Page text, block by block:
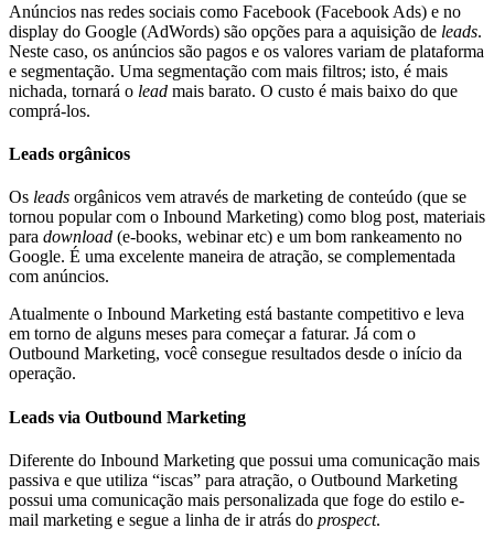
Anúncios nas redes sociais como Facebook (Facebook Ads) e no
display do Google (AdWords) são opções para a aquisição de leads.
Neste caso, os anúncios são pagos e os valores variam de plataforma
e segmentação. Uma segmentação com mais filtros; isto, é mais
nichada, tornará o lead mais barato. O custo é mais baixo do que
comprá-los.
Leads orgânicos
Os leads orgânicos vem através de marketing de conteúdo (que se
tornou popular com o Inbound Marketing) como blog post, materiais
para download (e-books, webinar etc) e um bom rankeamento no
Google. É uma excelente maneira de atração, se complementada
com anúncios.
Atualmente o Inbound Marketing está bastante competitivo e leva
em torno de alguns meses para começar a faturar. Já com o
Outbound Marketing, você consegue resultados desde o início da
operação.
Leads via Outbound Marketing
Diferente do Inbound Marketing que possui uma comunicação mais
passiva e que utiliza “iscas” para atração, o Outbound Marketing
possui uma comunicação mais personalizada que foge do estilo e-
mail marketing e segue a linha de ir atrás do prospect.